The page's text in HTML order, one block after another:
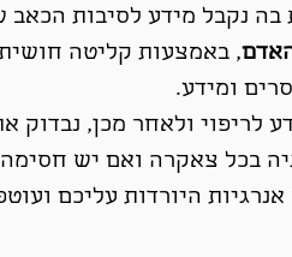
נקבל מידע לסיבות הכאב
, באמצעות קליטה
ומידע.
לריפוי ולאחר מכן, נבדוק
בכל צאקרה ואם יש
היורדות עליכם